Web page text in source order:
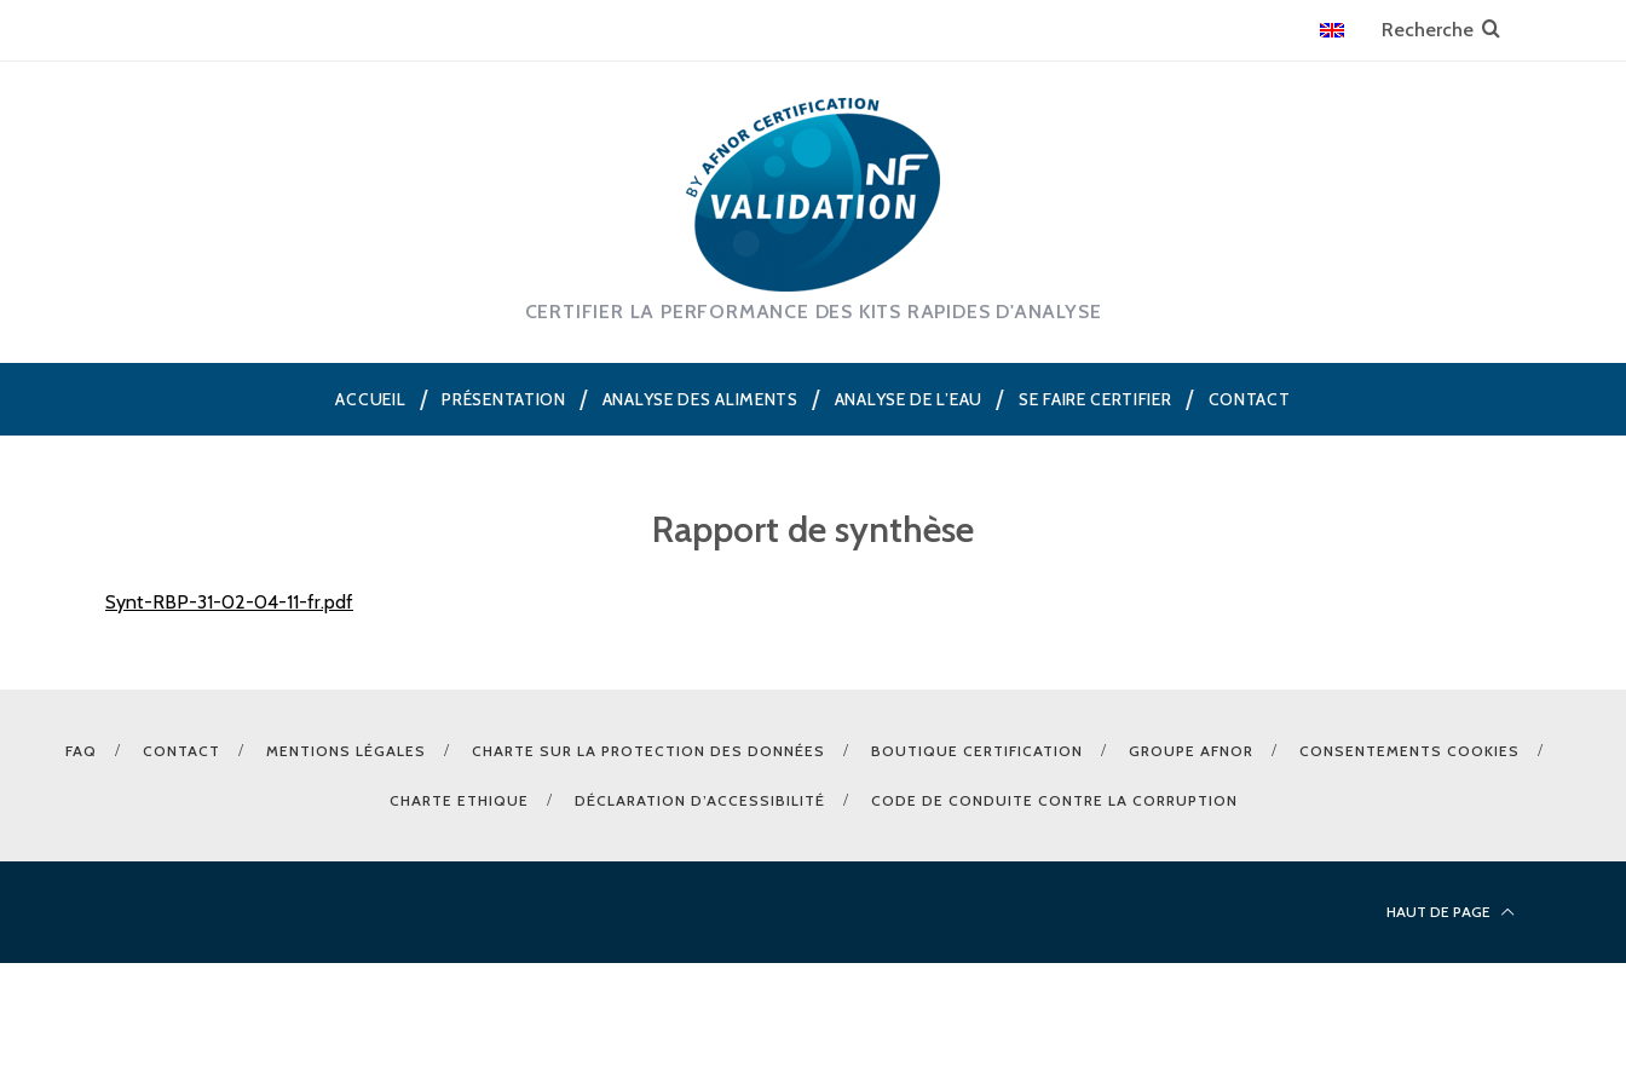
CERTIFIER LA PERFORMANCE DES KITS RAPIDES D'ANALYSE
ACCUEIL PRÉSENTATION ANALYSE DES ALIMENTS ANALYSE DE L’EAU SE FAIRE CERTIFIER CONTACT
Rapport de synthèse
Synt-RBP-31-02-04-11-fr.pdf
FAQ CONTACT MENTIONS LÉGALES CHARTE SUR LA PROTECTION DES DONNÉES BOUTIQUE CERTIFICATION GROUPE AFNOR CONSENTEMENTS COOKIES
CHARTE ETHIQUE DÉCLARATION D’ACCESSIBILITÉ CODE DE CONDUITE CONTRE LA CORRUPTION
HAUT DE PAGE